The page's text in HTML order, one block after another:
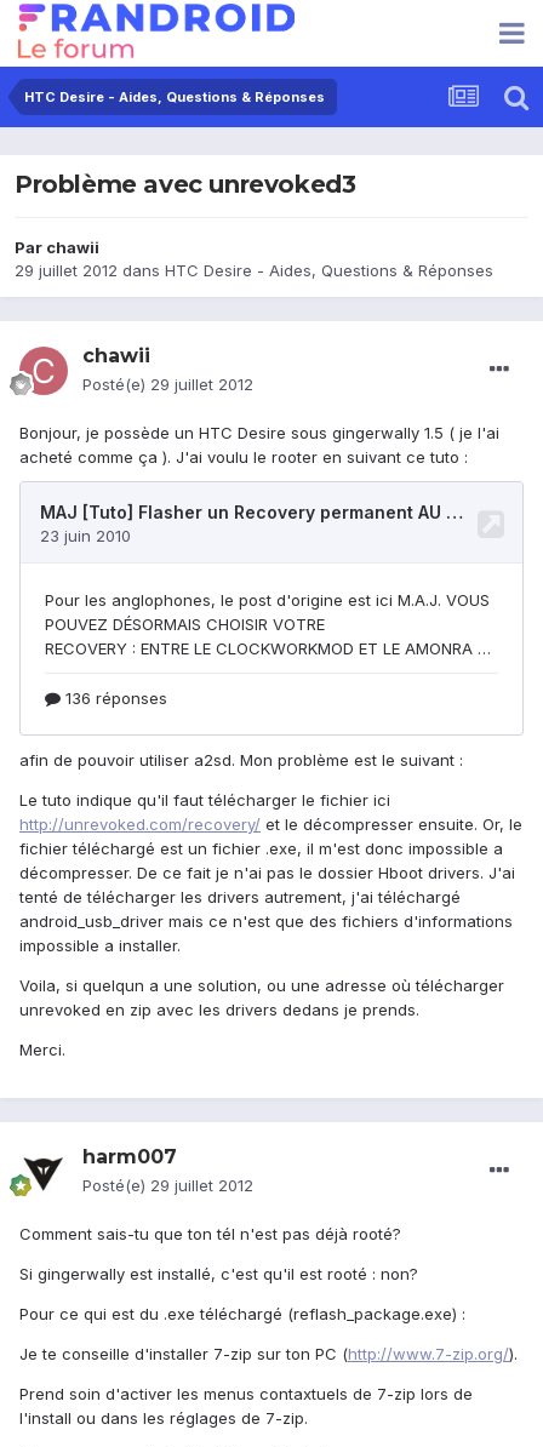
HTC Desire - Aides, Questions & Réponses
Problème avec unrevoked3
Par chawii
29 juillet 2012 dans HTC Desire - Aides, Questions & Réponses
chawii
Posté(e) 29 juillet 2012
Bonjour, je possède un HTC Desire sous gingerwally 1.5 ( je l'ai
acheté comme ça ). J'ai voulu le rooter en suivant ce tuto :
afin de pouvoir utiliser a2sd. Mon problème est le suivant :
Le tuto indique qu'il faut télécharger le fichier ici
http://unrevoked.com/recovery/ et le décompresser ensuite. Or, le
fichier téléchargé est un fichier .exe, il m'est donc impossible a
décompresser. De ce fait je n'ai pas le dossier Hboot drivers. J'ai
tenté de télécharger les drivers autrement, j'ai téléchargé
android_usb_driver mais ce n'est que des fichiers d'informations
impossible a installer.
Voila, si quelqun a une solution, ou une adresse où télécharger
unrevoked en zip avec les drivers dedans je prends.
Merci.
harm007
Posté(e) 29 juillet 2012
Comment sais-tu que ton tél n'est pas déjà rooté?
Si gingerwally est installé, c'est qu'il est rooté : non?
Pour ce qui est du .exe téléchargé (reflash_package.exe) :
Je te conseille d'installer 7-zip sur ton PC (http://www.7-zip.org/).
Prend soin d'activer les menus contaxtuels de 7-zip lors de
l'install ou dans les réglages de 7-zip.